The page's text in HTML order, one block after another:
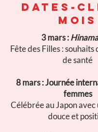
DATES-
MOIS
3 mars :
Fête des Filles :
de santé
8 mars : Journée
femmes
Célébrée au Japon avec
douce et